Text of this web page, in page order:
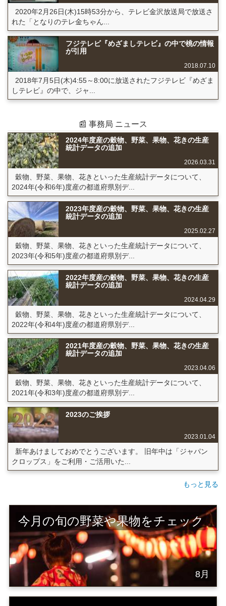
2020年2月26日(木)15時53分から、テレビ金沢放送局で放送さ
れた「となりのテレ金ちゃん...
フジテレビ『めざましテレビ』の中で桃の情報
が引用
2018.07.10
2018年7月5日(木)4:55～8:00に放送されたフジテレビ『めざま
しテレビ』の中で、ジャ...
📰 事務局 ニュース
2024年度産の穀物、野菜、果物、花きの生産
統計データの追加
2026.03.31
穀物、野菜、果物、花きといった生産統計データについて、
2024年(令和6年)度産の都道府県別デ...
2023年度産の穀物、野菜、果物、花きの生産
統計データの追加
2025.02.27
穀物、野菜、果物、花きといった生産統計データについて、
2023年(令和5年)度産の都道府県別デ...
2022年度産の穀物、野菜、果物、花きの生産
統計データの追加
2024.04.29
穀物、野菜、果物、花きといった生産統計データについて、
2022年(令和4年)度産の都道府県別デ...
2021年度産の穀物、野菜、果物、花きの生産
統計データの追加
2023.04.06
穀物、野菜、果物、花きといった生産統計データについて、
2021年(令和3年)度産の都道府県別デ...
2023のご挨拶
2023.01.04
新年あけましておめでとうございます。 旧年中は「ジャパン
クロップス」をご利用・ご活用いた...
もっと見る
今月の旬の野菜や果物をチェック
8月